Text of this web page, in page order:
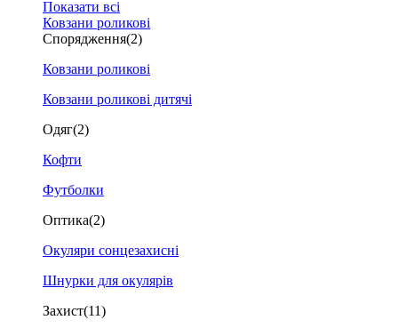
Показати всі
Ковзани роликові
Спорядження(2)
Ковзани роликові
Ковзани роликові дитячі
Одяг(2)
Кофти
Футболки
Оптика(2)
Окуляри сонцезахисні
Шнурки для окулярів
Захист(11)